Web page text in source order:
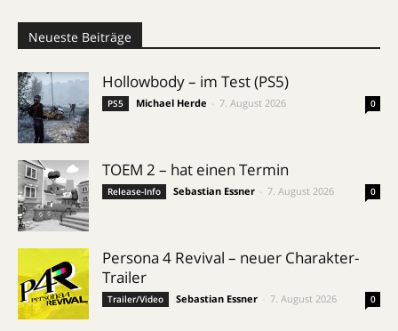
Neueste Beiträge
Hollowbody – im Test (PS5)
PS5 Michael Herde 7. August 2026 0
TOEM 2 – hat einen Termin
Release-Info Sebastian Essner 7. August 2026 0
Persona 4 Revival – neuer Charakter-
Trailer
Trailer/Video Sebastian Essner 7. August 2026 0